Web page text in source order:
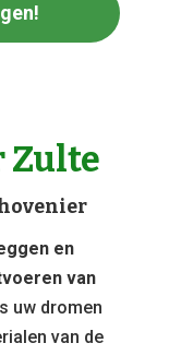
Zulte
en
van
uw dromen
van de